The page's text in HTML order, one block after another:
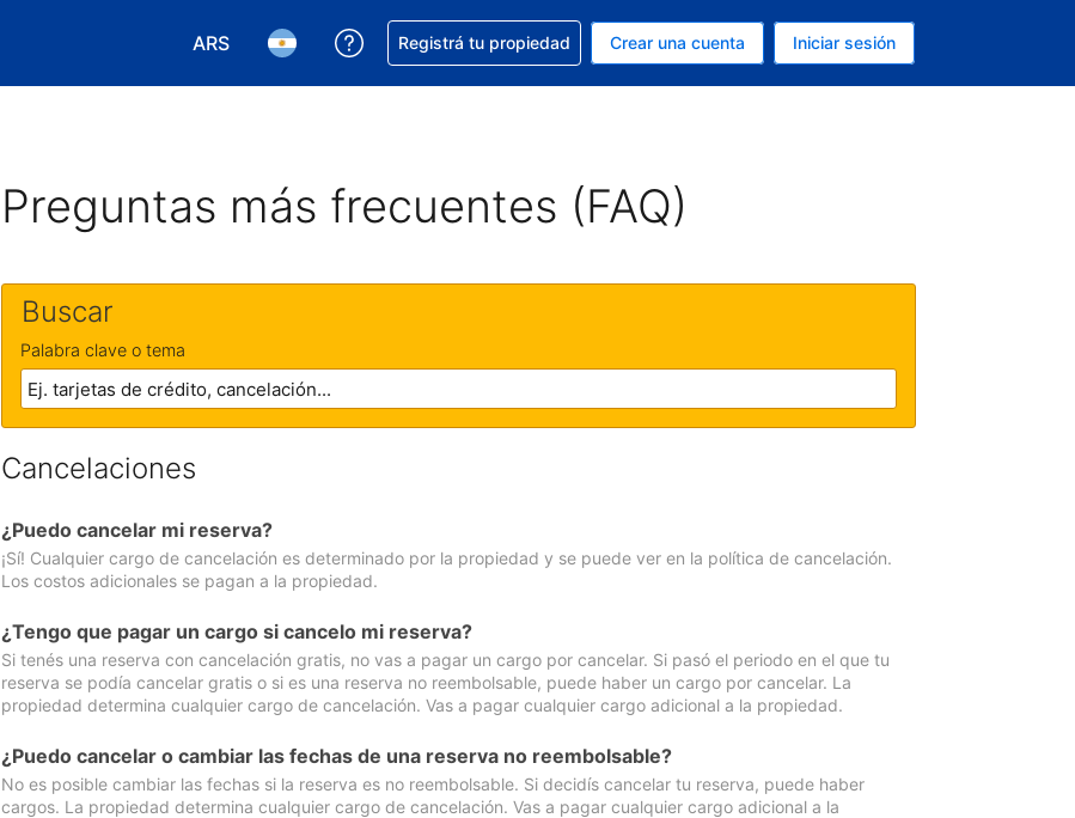
ARS
Elegir la moneda. Tu moneda actual es Peso argentino
Elegir el idioma. El idioma que estás usando es Español (Argentina)
Conseguí ayuda con tu reserva
Registrá tu propiedad Crear una cuenta Iniciar sesión
Preguntas más frecuentes (FAQ)
Buscar
Palabra clave o tema
Cancelaciones
¿Puedo cancelar mi reserva?
¡Sí! Cualquier cargo de cancelación es determinado por la propiedad y se puede ver en la política de cancelación.
Los costos adicionales se pagan a la propiedad.
¿Tengo que pagar un cargo si cancelo mi reserva?
Si tenés una reserva con cancelación gratis, no vas a pagar un cargo por cancelar. Si pasó el periodo en el que tu
reserva se podía cancelar gratis o si es una reserva no reembolsable, puede haber un cargo por cancelar. La
propiedad determina cualquier cargo de cancelación. Vas a pagar cualquier cargo adicional a la propiedad.
¿Puedo cancelar o cambiar las fechas de una reserva no reembolsable?
No es posible cambiar las fechas si la reserva es no reembolsable. Si decidís cancelar tu reserva, puede haber
cargos. La propiedad determina cualquier cargo de cancelación. Vas a pagar cualquier cargo adicional a la